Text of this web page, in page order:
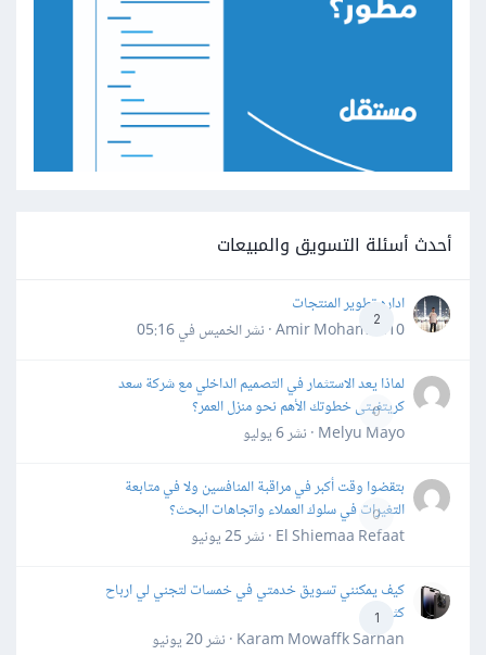
أحدث أسئلة التسويق والمبيعات
2
اداره تطوير المنتجات
Amir Mohamed10 · نشر
الخميس في 05:16
0
لماذا يعد الاستثمار في التصميم الداخلي مع شركة سعد
كريتفيتى خطوتك الأهم نحو منزل العمر؟
Melyu Mayo · نشر
6 يوليو
0
بتقضوا وقت أكبر في مراقبة المنافسين ولا في متابعة
التغيرات في سلوك العملاء واتجاهات البحث؟
El Shiemaa Refaat · نشر
25 يونيو
1
كيف يمكنني تسويق خدمتي في خمسات لتجني لي ارباح
كثيرة
Karam Mowaffk Sarhan · نشر
20 يونيو